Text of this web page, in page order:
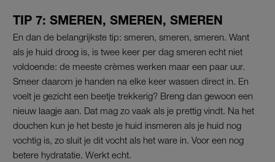
TIP 7: SMEREN, SMEREN, SMEREN
En dan de belangrijkste tip: smeren, smeren, smeren. Want
als je huid droog is, is twee keer per dag smeren echt niet
voldoende: de meeste crèmes werken maar een paar uur.
Smeer daarom je handen na elke keer wassen direct in. En
voelt je gezicht een beetje trekkerig? Breng dan gewoon een
nieuw laagje aan. Dat mag zo vaak als je prettig vindt. Na het
douchen kun je het beste je huid insmeren als je huid nog
vochtig is, zo sluit je dit vocht als het ware in. Voor een nog
betere hydratatie. Werkt echt.